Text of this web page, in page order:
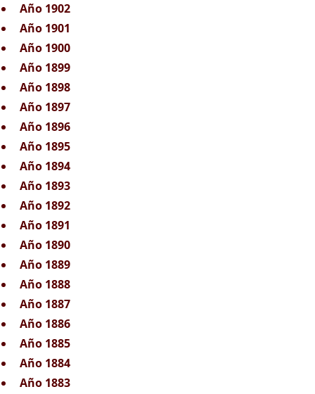
Año 1902
Año 1901
Año 1900
Año 1899
Año 1898
Año 1897
Año 1896
Año 1895
Año 1894
Año 1893
Año 1892
Año 1891
Año 1890
Año 1889
Año 1888
Año 1887
Año 1886
Año 1885
Año 1884
Año 1883